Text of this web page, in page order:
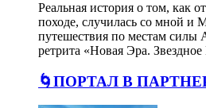
Реальная история о том, как
походе, случилась со мной и
путешествия по местам силы
ретрита «Новая Эра. Звездное
🌀ПОРТАЛ В